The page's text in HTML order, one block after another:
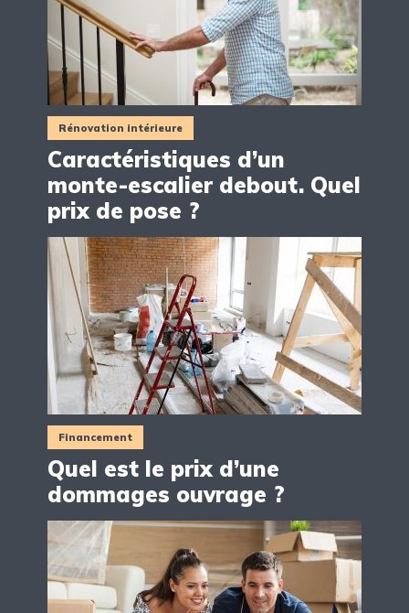
Rénovation intérieure
Caractéristiques d’un
monte-escalier debout. Quel
prix de pose ?
Financement
Quel est le prix d’une
dommages ouvrage ?